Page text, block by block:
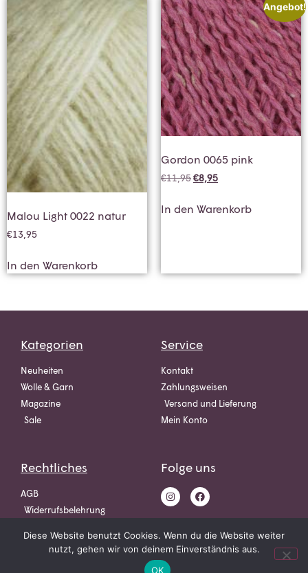
Malou Light 0022 natur
€13,95
In den Warenkorb
Angebot!
Gordon 0065 pink
€11,95€8,95
In den Warenkorb
Kategorien
Neuheiten
Wolle & Garn
Magazine
Sale
Service
Kontakt
Zahlungsweisen
Versand und Lieferung
Mein Konto
Rechtliches
AGB
Widerrufsbelehrung
Folge uns
Diese Website benutzt Cookies. Wenn du die Website weiter
nutzt, gehen wir von deinem Einverständnis aus.
OK